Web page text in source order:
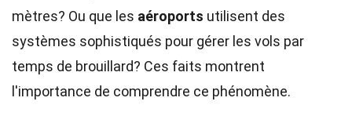
mètres? Ou que les aéroports utilisent des
systèmes sophistiqués pour gérer les vols par
temps de brouillard? Ces faits montrent
l'importance de comprendre ce phénomène.